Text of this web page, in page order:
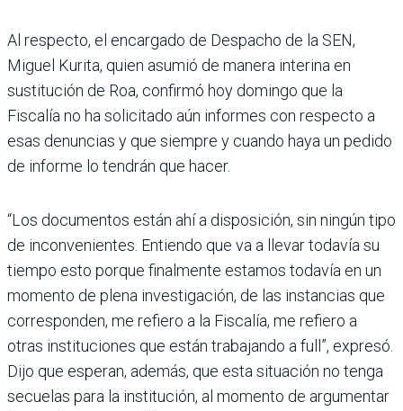
Al respecto, el encargado de Despacho de la SEN,
Miguel Kurita, quien asumió de manera interina en
sustitución de Roa, confirmó hoy domingo que la
Fiscalía no ha solicitado aún informes con respecto a
esas denuncias y que siempre y cuando haya un pedido
de informe lo tendrán que hacer.
“Los documentos están ahí a disposición, sin ningún tipo
de inconvenientes. Entiendo que va a llevar todavía su
tiempo esto porque finalmente estamos todavía en un
momento de plena investigación, de las instancias que
corresponden, me refiero a la Fiscalía, me refiero a
otras instituciones que están trabajando a full”, expresó.
Dijo que esperan, además, que esta situación no tenga
secuelas para la institución, al momento de argumentar